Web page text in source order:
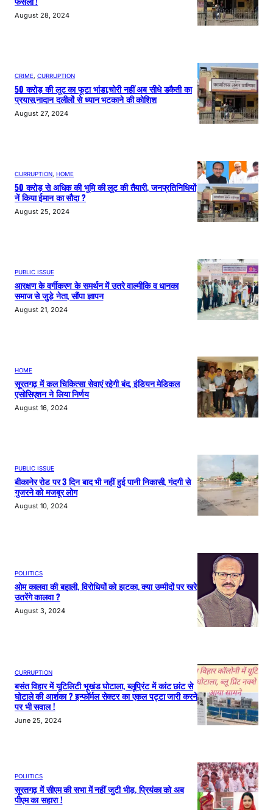
August 28, 2024
CRIME CURRUPTION
50 करोड़ की लूट का फूटा भांडा,चोरी नहीं अब सीधे डकैती का
प्रयास,नादान दलीलों से ध्यान भटकाने की कोशिश
August 27, 2024
CURRUPTION HOME
50 करोड़ से अधिक की भूमि की लूट की तैयारी, जनप्रतिनिधियों
नें किया ईमान का सौदा ?
August 25, 2024
PUBLIC ISSUE
आरक्षण के वर्गीकरण के समर्थन में उतरे वाल्मीकि व धानका
समाज से जुड़े नेता, सौंपा ज्ञापन
August 21, 2024
HOME
सूरतगढ़ में कल चिकित्सा सेवाएं रहेगी बंद, इंडियन मेडिकल
एसोसिएशन ने लिया निर्णय
August 16, 2024
PUBLIC ISSUE
बीकानेर रोड पर 3 दिन बाद भी नहीं हुई पानी निकासी, गंदगी से
गुजरने को मजबूर लोग
August 10, 2024
POLIITICS
ओम कालवा की बहाली, विरोधियों को झटका, क्या उम्मीदों पर खरे
उतरेंगे कालवा ?
August 3, 2024
CURRUPTION
बसंत विहार में यूटिलिटी भूखंड घोटाला, ब्लूप्रिंट में कांट छांट से
घोटाले की आशंका ? इन्फॉर्मल सेक्टर का एकल पट्टा जारी करने
पर भी सवाल !
June 25, 2024
POLIITICS
सूरतगढ़ में सीएम की सभा में नहीं जुटी भीड़, प्रियंका को अब
पीएम का सहारा !